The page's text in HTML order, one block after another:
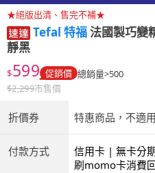
★絕版出清、售完不補★
Tefal 特福法國製巧變
靜黑
$599 促銷價 總銷量>500
$2,299市售價
折價券 特惠商品，不適
付款方式
信用卡 | 無卡分
商付款 | ATM |
刷momo卡消費